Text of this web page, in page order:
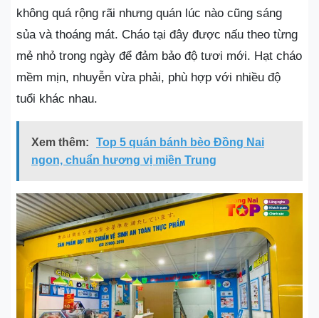
không quá rộng rãi nhưng quán lúc nào cũng sáng
sủa và thoáng mát. Cháo tại đây được nấu theo từng
mẻ nhỏ trong ngày để đảm bảo độ tươi mới. Hạt cháo
mềm mịn, nhuyễn vừa phải, phù hợp với nhiều độ
tuổi khác nhau.
Xem thêm:
Top 5 quán bánh bèo Đồng Nai
ngon, chuẩn hương vị miền Trung